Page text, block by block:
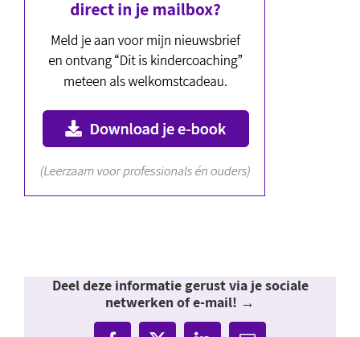
Deel deze informatie gerust via je sociale
netwerken of e-mail! →